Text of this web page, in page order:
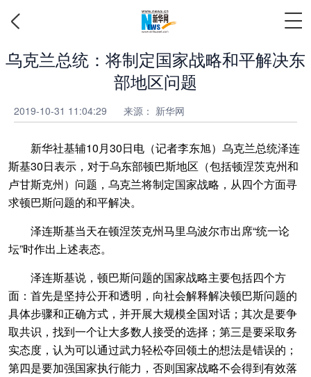
乌克兰总统：将制定国家战略和平解决东
部地区问题
2019-10-31 11:04:29 来源： 新华网
新华社基辅10月30日电（记者李东旭）乌克兰总统泽连
斯基30日表示，对于乌东部顿巴斯地区（包括顿涅茨克州和
卢甘斯克州）问题，乌克兰将制定国家战略，从四个方面寻
求顿巴斯问题的和平解决。
泽连斯基当天在顿涅茨克州马里乌波尔市出席“统一论
坛”时作出上述表态。
泽连斯基说，顿巴斯问题的国家战略主要包括四个方
面：首先是坚持公开和透明，向社会解释解决顿巴斯问题的
具体步骤和正确方式，并开展大规模全国对话；其次是要争
取共识，找到一个让大多数人接受的选择；第三是要采取务
实态度，认为可以通过武力轻松夺回领土的想法是错误的；
第四是要加强国家执行能力，否则国家战略不会得到有效落